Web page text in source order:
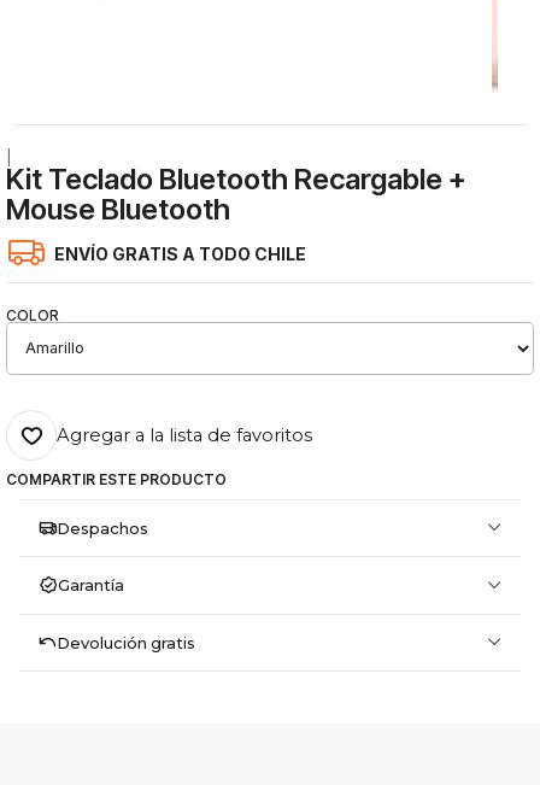
Kit Teclado Bluetooth Recargable +
Mouse Bluetooth
ENVÍO GRATIS A TODO CHILE
COLOR
Agregar a la lista de favoritos
COMPARTIR ESTE PRODUCTO
Despachos
Garantía
Devolución gratis